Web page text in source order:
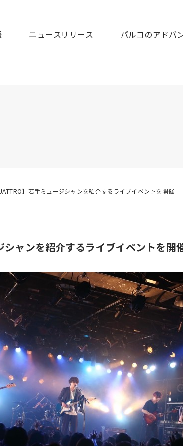
見舞い申しあげますとともに、被災地の一日も早
ニュースリリース パルコのアドバ
シャンを紹介するライブイベントを開
】若手ミュージシャンを紹介するライブイベントを開催